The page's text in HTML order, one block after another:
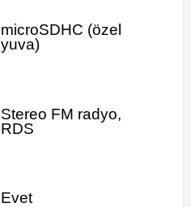
microSDHC (özel
yuva)
Stereo FM radyo,
RDS
Evet